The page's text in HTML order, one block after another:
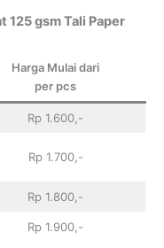
125 gsm Tali Paper
Harga Mulai dari
per pcs
Rp 1.600,-
Rp 1.700,-
Rp 1.800,-
Rp 1.900,-